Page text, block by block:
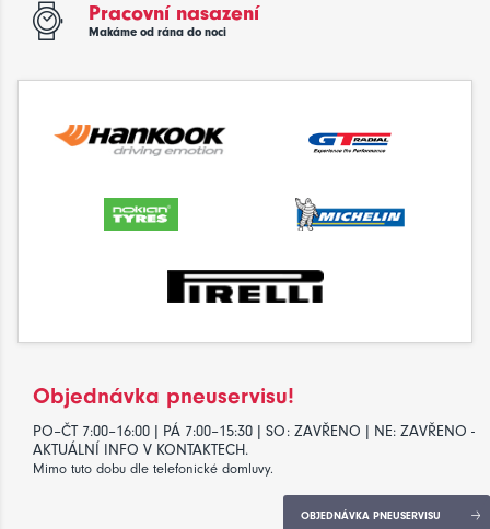
Pracovní nasazení
Makáme od rána do noci
Objednávka pneuservisu!
PO–ČT 7:00–16:00 | PÁ 7:00–15:30 | SO: ZAVŘENO | NE: ZAVŘENO -
AKTUÁLNÍ INFO V KONTAKTECH.
Mimo tuto dobu dle telefonické domluvy.
OBJEDNÁVKA PNEUSERVISU